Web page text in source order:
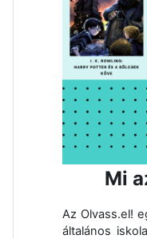
Mi
Az Olvass.el!
általános